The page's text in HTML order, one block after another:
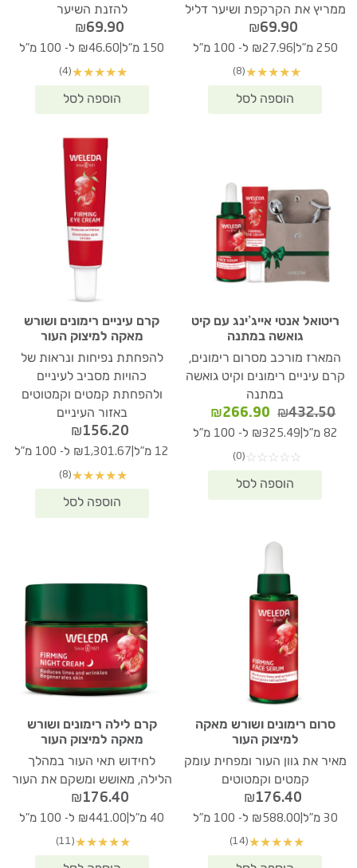
ממריץ את הקרקפת ושיער דליל
₪69.90
250 מ"ל ₪27.96 ל- 100 מ"ל
★
★
★
★
★
(8)
להזנת השיער
₪69.90
150 מ"ל ₪46.60 ל- 100 מ"ל
★
★
★
★
★
(4)
ריטואל אנטי אייג’ינג עם קיט
גואשה במתנה
המארז מורכב מסרום רימונים,
קרם עיניים רימונים וקיט גואשה
במתנה
₪432.50
המחיר
המקורי
₪432.50.
₪266.90
המחיר
הנוכחי
82 מ"ל ₪325.49 ל- 100 מ"ל
☆
☆
☆
☆
☆
(0)
קרם עיניים רימונים ושורש
מאקה למיצוק העור
להפחתת נפיחות ונראות של
כהויות מסביב לעיניים
ולהפחתת קמטים וקמטוטים
באזור העיניים
₪156.20
12 מ"ל ₪1,301.67 ל- 100 מ"ל
★
★
★
★
★
(8)
סרום רימונים ושורש מאקה
למיצוק העור
מאיר את גוון העור ומפחית עומק
קמטים וקמטוטים
₪176.40
30 מ"ל ₪588.00 ל- 100 מ"ל
★
★
★
★
★
(14)
קרם לילה רימונים ושורש
מאקה למיצוק העור
לחידוש תאי העור במהלך
הלילה, מאושש ומשקם את העור
₪176.40
40 מ"ל ₪441.00 ל- 100 מ"ל
★
★
★
★
★
(11)